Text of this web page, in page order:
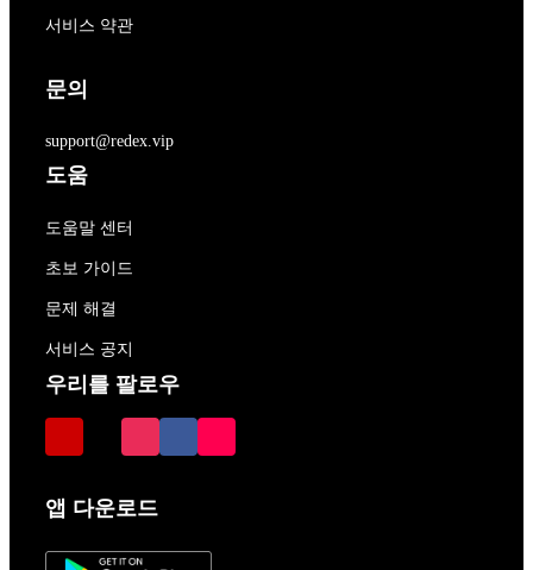
서비스 약관
문의
support@redex.vip
도움
도움말 센터
초보 가이드
문제 해결
서비스 공지
우리를 팔로우
앱 다운로드